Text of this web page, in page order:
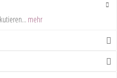
mehr